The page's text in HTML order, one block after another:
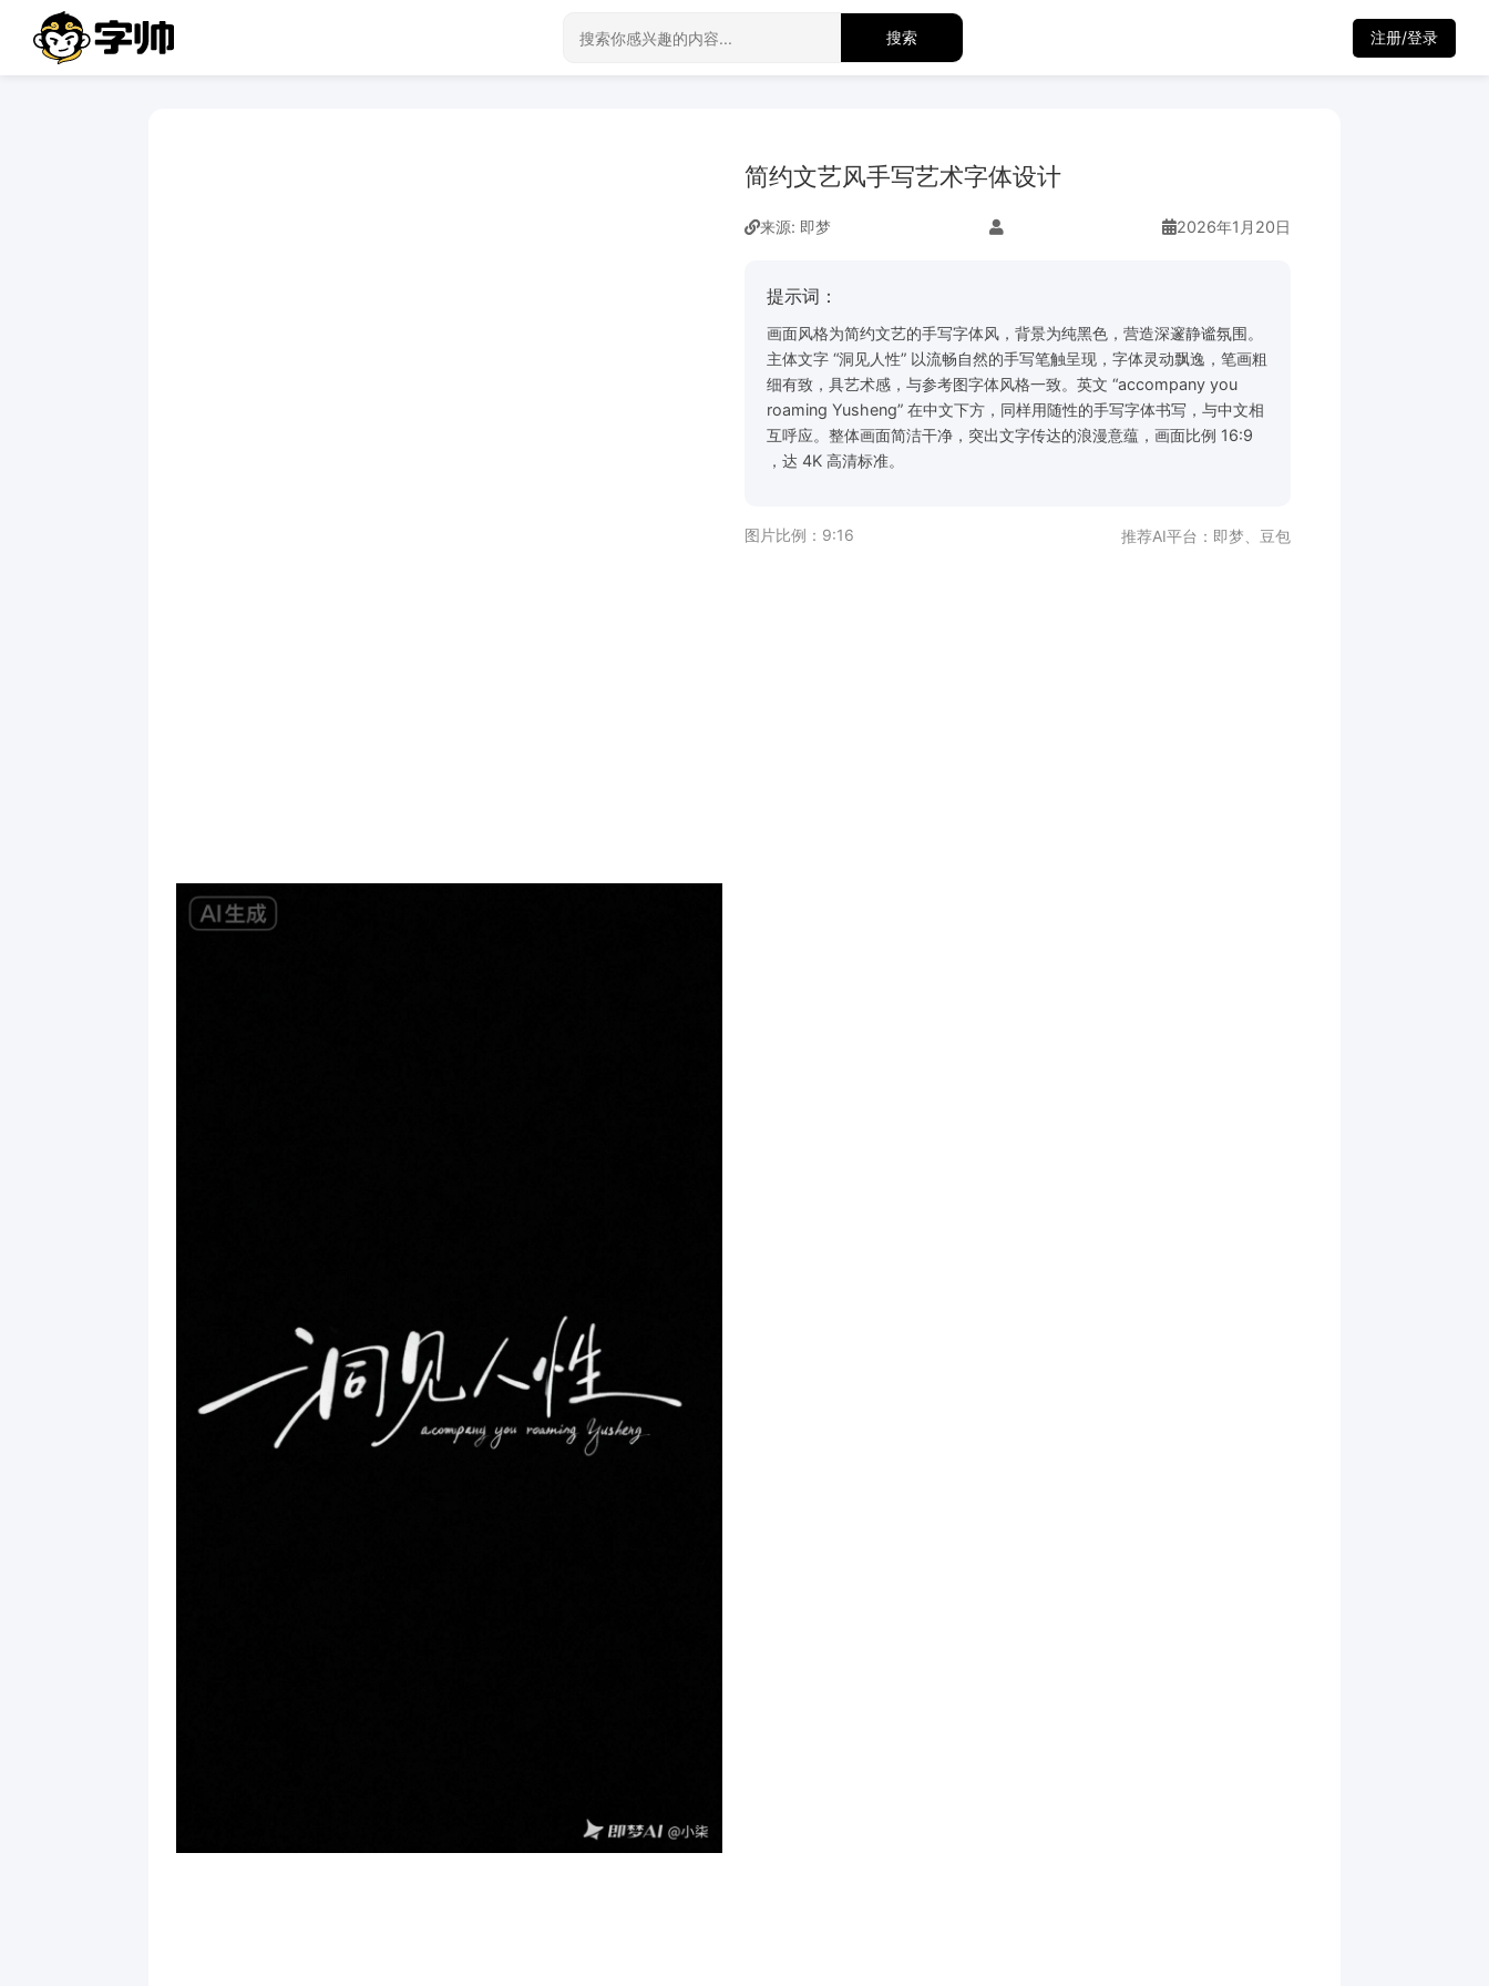
搜索 注册/登录
简约文艺风手写艺术字体设计
来源: 即梦 2026年1月20日
提示词：
画面风格为简约文艺的手写字体风，背景为纯黑色，营造深邃静谧氛围。
主体文字 “洞见人性” 以流畅自然的手写笔触呈现，字体灵动飘逸，笔画粗
细有致，具艺术感，与参考图字体风格一致。英文 “accompany you
roaming Yusheng” 在中文下方，同样用随性的手写字体书写，与中文相
互呼应。整体画面简洁干净，突出文字传达的浪漫意蕴，画面比例 16:9
，达 4K 高清标准。
图片比例： 9:16 推荐AI平台： 即梦 豆包